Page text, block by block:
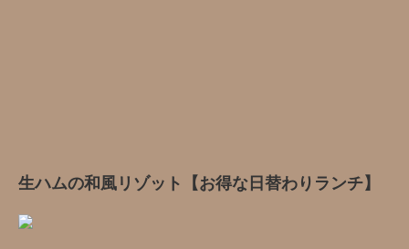
生ハムの和風リゾット【お得な日替わりランチ】